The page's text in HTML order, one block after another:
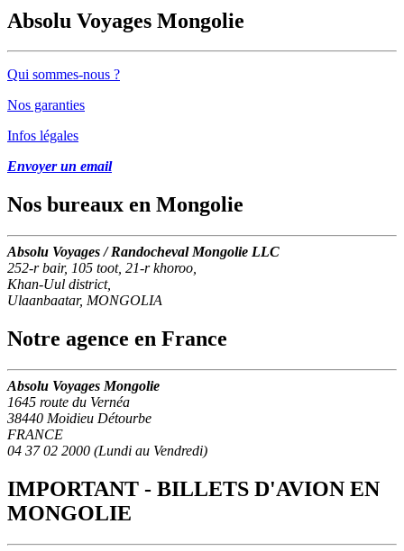
Absolu Voyages Mongolie
Qui sommes-nous ?
Nos garanties
Infos légales
Envoyer un email
Nos bureaux en Mongolie
Absolu Voyages / Randocheval Mongolie LLC
252-r bair, 105 toot, 21-r khoroo,
Khan-Uul district,
Ulaanbaatar, MONGOLIA
Notre agence en France
Absolu Voyages Mongolie
1645 route du Vernéa
38440 Moidieu Détourbe
FRANCE
04 37 02 2000 (Lundi au Vendredi)
IMPORTANT - BILLETS D'AVION EN
MONGOLIE